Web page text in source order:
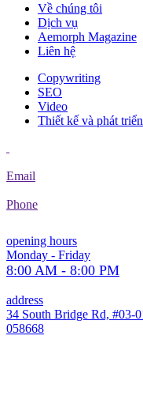
Về chúng tôi
Dịch vụ
Aemorph Magazine
Liên hệ
Copywriting
SEO
Video
Thiết kế và phát
Email
Phone
opening hours
Monday - Friday
8:00 AM - 8:00 PM
address
34 South Bridge Rd, #03-
058668